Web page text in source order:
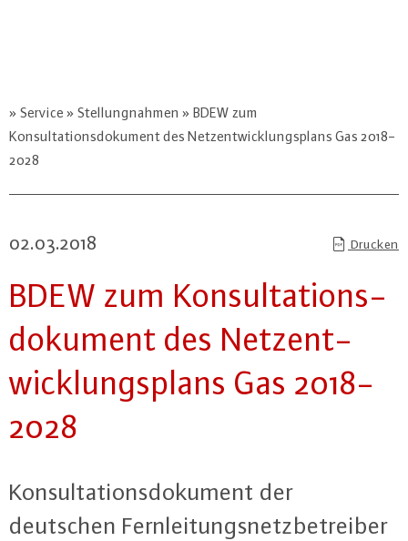
Service Stellungnahmen
BDEW zum
Konsultationsdokument des Netzentwicklungsplans Gas 2018-
2028
02.03.2018 Drucken
BDEW zum Kon­sul­ta­ti­ons­
do­ku­ment des Netz­ent­
wick­lungs­plans Gas 2018-
2028
Kon­sul­ta­ti­ons­do­ku­ment der
deutschen Fern­lei­tungs­netz­be­trei­ber